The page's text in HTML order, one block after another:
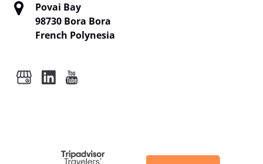
Povai Bay
98730 Bora Bora
French Polynesia